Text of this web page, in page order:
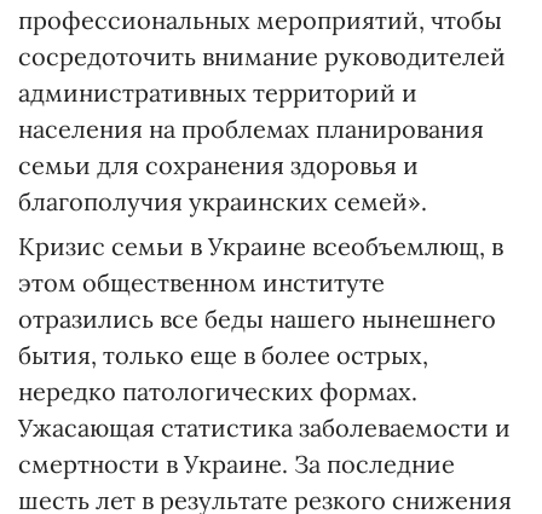
профессиональных мероприятий, чтобы
сосредоточить внимание руководителей
административных территорий и
населения на проблемах планирования
семьи для сохранения здоровья и
благополучия украинских семей».
Кризис семьи в Украине всеобъемлющ, в
этом общественном институте
отразились все беды нашего нынешнего
бытия, только еще в более острых,
нередко патологических формах.
Ужасающая статистика заболеваемости и
смертности в Украине. За последние
шесть лет в результате резкого снижения